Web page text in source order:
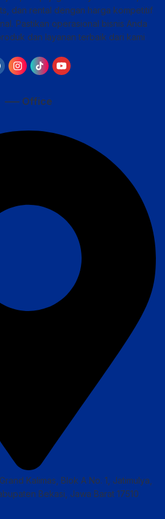
dan rental dengan harga kompetitif
Pastikan operasional bisnis Anda
dan layanan terbaik dari kami
—– Office
Kalimas, Blok A No. 1, Jatimulya,
Bekasi, Jawa Barat 17510